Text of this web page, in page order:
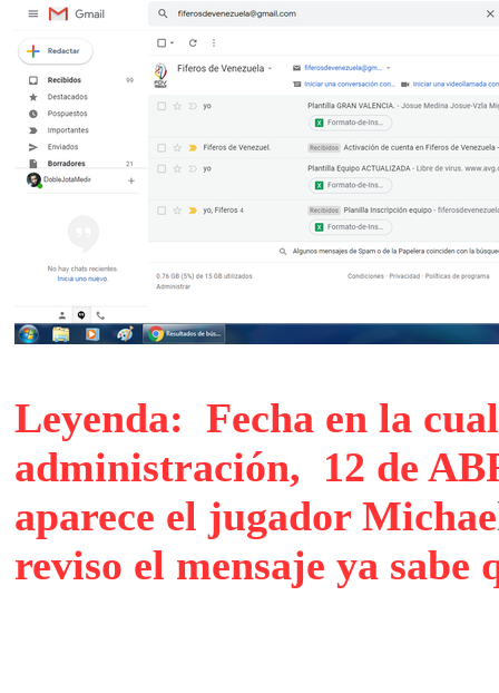
Leyenda: Fecha en la
administración, 12 de
aparece el jugador
reviso el mensaje ya sabe